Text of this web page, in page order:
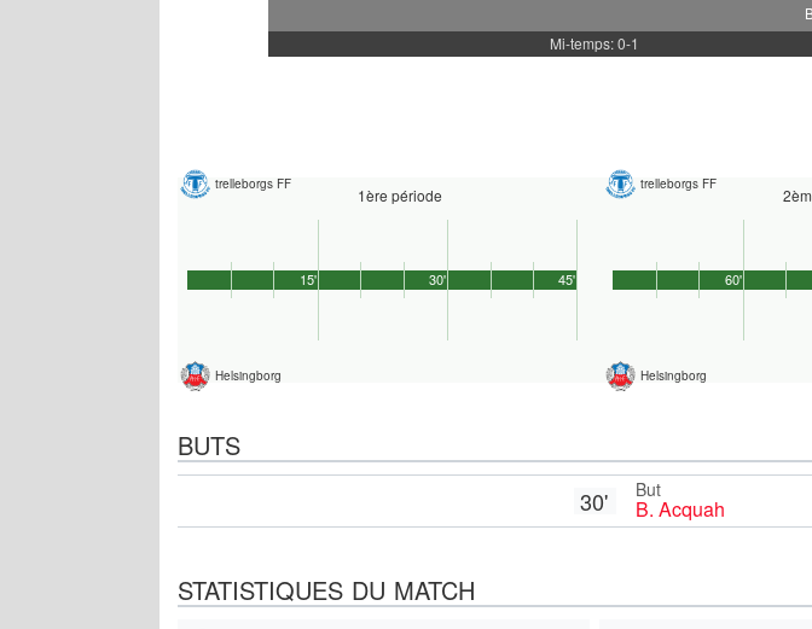
Mi-temps: 0-1
trelleborgs FF
1ère période
Helsingborg
45'
15' 30'
trelleborgs FF
Helsingborg
60'
BUTS
30' But
B. Acquah
STATISTIQUES DU MATCH